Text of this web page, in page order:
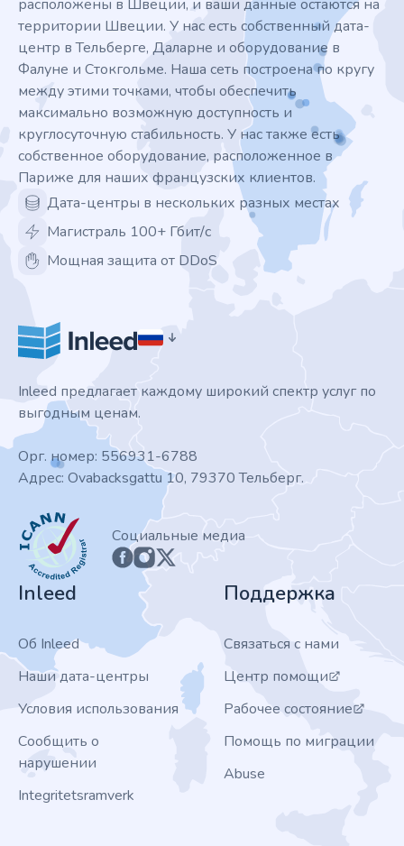
расположены в Швеции, и ваши данные остаются на
территории Швеции. У нас есть собственный дата-
центр в Тельберге, Даларне и оборудование в
Фалуне и Стокгольме. Наша сеть построена по кругу
между этими точками, чтобы обеспечить
максимально возможную доступность и
круглосуточную стабильность. У нас также есть
собственное оборудование, расположенное в
Париже для наших французских клиентов.
Дата-центры в нескольких разных местах
Магистраль 100+ Гбит/с
Мощная защита от DDoS
Inleed предлагает каждому широкий спектр услуг по
выгодным ценам.
Орг. номер: 556931-6788
Адрес: Ovabacksgattu 10, 79370 Тельберг.
ICANN
Социальные медиа
Inleed
Об Inleed
Наши дата-центры
Условия использования
Сообщить о
нарушении
Integritetsramverk
Поддержка
Связаться с нами
Центр помощи
Рабочее состояние
Помощь по миграции
Abuse